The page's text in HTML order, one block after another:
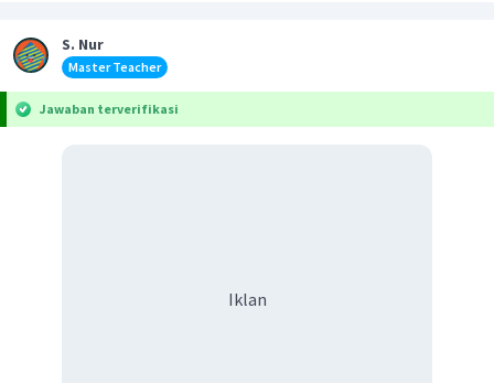
S. Nur
Master Teacher
Jawaban terverifikasi
Iklan